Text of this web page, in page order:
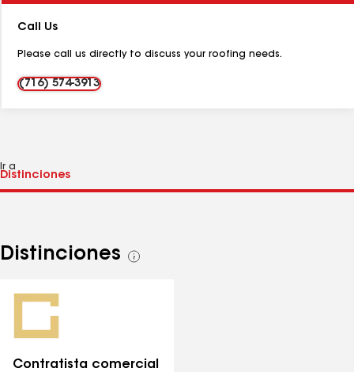
teléfono:
Call Us
Please call us directly to discuss your roofing needs.
(716) 574-3913
Ir a
Distinciones
Ver
Contratista comercial